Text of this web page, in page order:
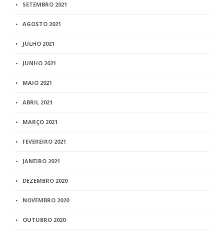
SETEMBRO 2021
AGOSTO 2021
JULHO 2021
JUNHO 2021
MAIO 2021
ABRIL 2021
MARÇO 2021
FEVEREIRO 2021
JANEIRO 2021
DEZEMBRO 2020
NOVEMBRO 2020
OUTUBRO 2020